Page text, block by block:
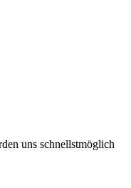
uns schnellstmöglich